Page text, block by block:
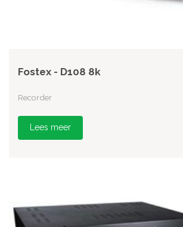
Fostex - D108 8k
Recorder
Lees meer